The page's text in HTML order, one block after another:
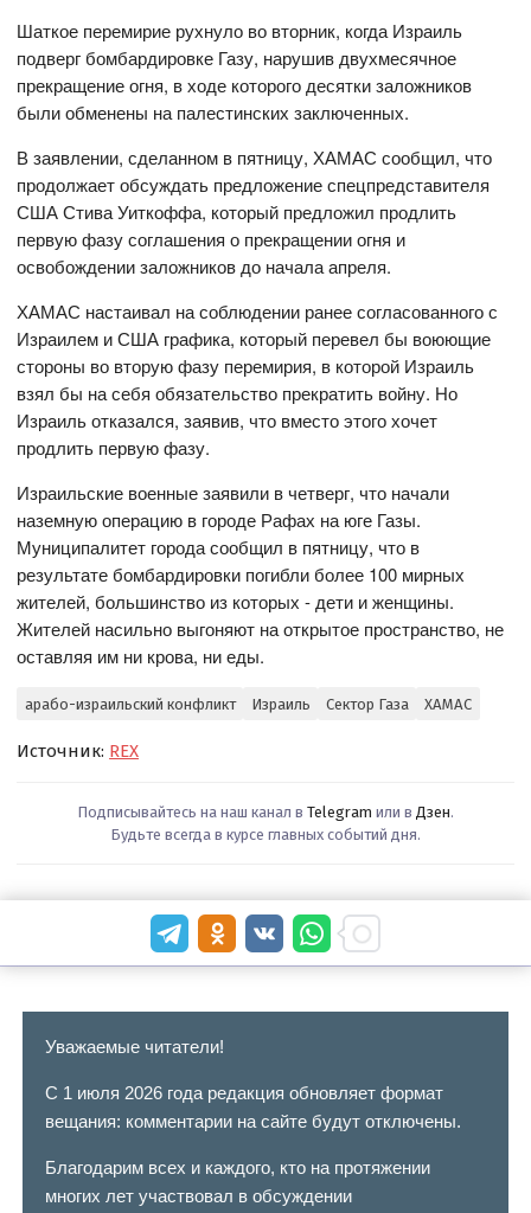
Шаткое перемирие рухнуло во вторник, когда Израиль
подверг бомбардировке Газу, нарушив двухмесячное
прекращение огня, в ходе которого десятки заложников
были обменены на палестинских заключенных.
В заявлении, сделанном в пятницу, ХАМАС сообщил, что
продолжает обсуждать предложение спецпредставителя
США Стива Уиткоффа, который предложил продлить
первую фазу соглашения о прекращении огня и
освобождении заложников до начала апреля.
ХАМАС настаивал на соблюдении ранее согласованного с
Израилем и США графика, который перевел бы воюющие
стороны во вторую фазу перемирия, в которой Израиль
взял бы на себя обязательство прекратить войну. Но
Израиль отказался, заявив, что вместо этого хочет
продлить первую фазу.
Израильские военные заявили в четверг, что начали
наземную операцию в городе Рафах на юге Газы.
Муниципалитет города сообщил в пятницу, что в
результате бомбардировки погибли более 100 мирных
жителей, большинство из которых - дети и женщины.
Жителей насильно выгоняют на открытое пространство, не
оставляя им ни крова, ни еды.
арабо-израильский конфликт Израиль Сектор Газа ХАМАС
Источник: REX
Подписывайтесь на наш канал в Telegram или в Дзен.
Будьте всегда в курсе главных событий дня.
Уважаемые читатели!
С 1 июля 2026 года редакция обновляет формат
вещания: комментарии на сайте будут отключены.
Благодарим всех и каждого, кто на протяжении
многих лет участвовал в обсуждении